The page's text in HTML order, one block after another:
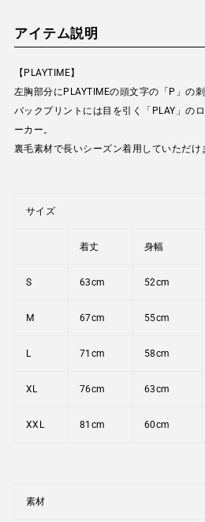
アイテム説明
【PLAYTIME】
左胸部分にPLAYTIMEの頭文字の「P」の
バックプリントには目を引く「PLAY」の
ーカー。
裏毛素材で長いシーズン着用していただけ
サイズ
着丈 身幅
S 63cm 52cm
M 67cm 55cm
L 71cm 58cm
XL 76cm 63cm
XXL 81cm 60cm
素材